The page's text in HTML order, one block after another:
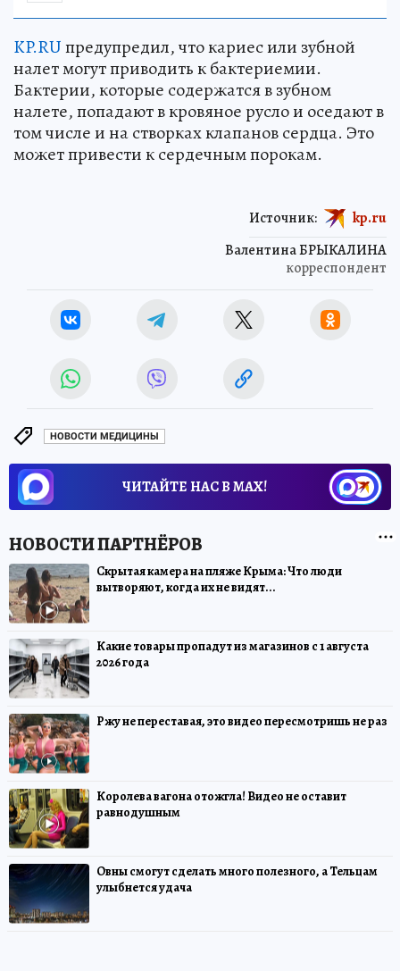
KP.RUпредупредил, что кариес или зубной
налет могут приводить к бактериемии.
Бактерии, которые содержатся в зубном
налете, попадают в кровяное русло и оседают в
том числе и на створках клапанов сердца. Это
может привести к сердечным порокам.
Валентина БРЫКАЛИНА
корреспондент
Источник: kp.ru
НОВОСТИ МЕДИЦИНЫ
ЧИТАЙТЕ НАС В МАХ!
Скрытая камера на пляже Крыма: Что люди
вытворяют, когда их не видят...
Какие товары пропадут из магазинов с 1 августа
2026 года
Ржу не переставая, это видео пересмотришь не раз
Королева вагона отожгла! Видео не оставит
равнодушным
Овны смогут сделать много полезного, а Тельцам
улыбнется удача